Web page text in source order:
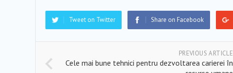
Tweet on Twitter Share on Facebook
PREVIOUS ARTICLE
Cele mai bune tehnici pentru dezvoltarea carierei în